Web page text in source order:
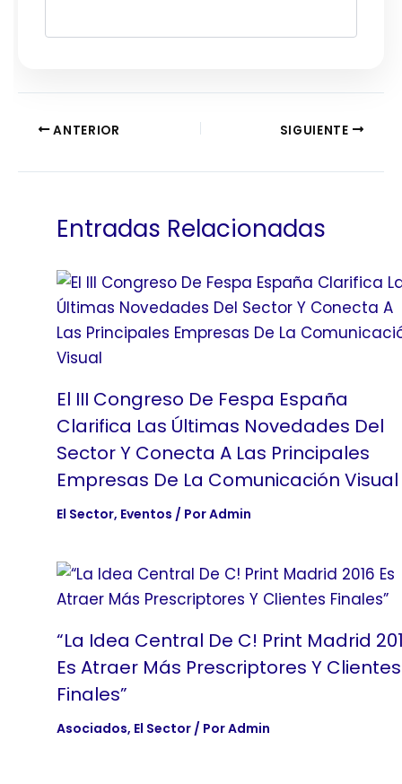
ANTERIOR SIGUIENTE
Entradas Relacionadas
El III Congreso De Fespa España
Clarifica Las Últimas Novedades Del
Sector Y Conecta A Las Principales
Empresas De La Comunicación Visual
El Sector, Eventos / PorAdmin
“La Idea Central De C! Print Madrid
Es Atraer Más Prescriptores Y Clientes
Finales”
Asociados, El Sector/ PorAdmin